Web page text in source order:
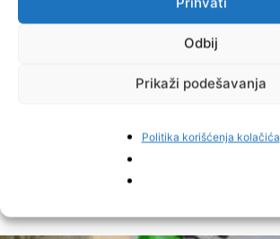
Odbij
Prikaži podešavanja
Politika korišćenja kolačića